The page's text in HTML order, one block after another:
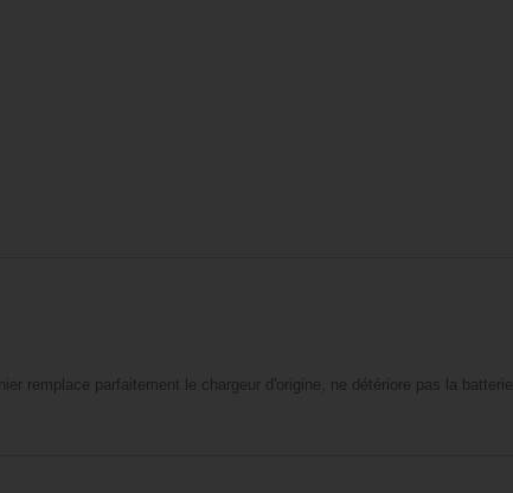
remplace parfaitement le chargeur d'origine, ne détériore pas la batterie.